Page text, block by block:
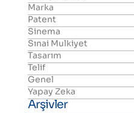
Marka
Patent
Sinema
Sınai Mulkiyet
Tasarım
Telif
Genel
Yapay Zeka
Arşivler